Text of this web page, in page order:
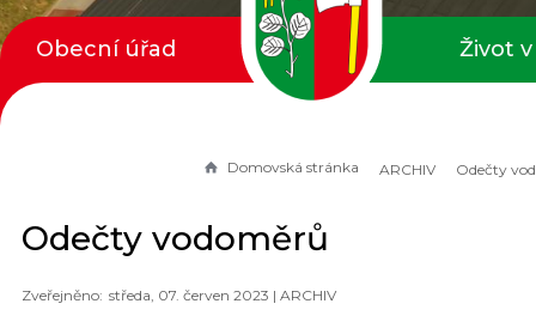
Domovská stránka ARCHIV Odečty
Odečty vodoměrů
středa, 07. červen 2023 | ARCHIV
Obecní úřad Život